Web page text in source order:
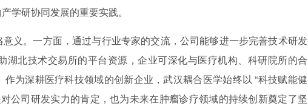
学研协同发展的重要实践。
义。一方面，通过与行业专家的交流，公司能够进一步完善技术研发
湖北技术交易所的平台资源，企业可深化与医疗机构、科研院所的合
为深耕医疗科技领域的创新企业，武汉耦合医学始终以 “科技赋能健
公司研发实力的肯定，也为未来在肿瘤诊疗领域的持续创新奠定了坚